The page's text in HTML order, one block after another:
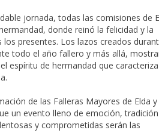
jornada, todas las comisiones de
donde reinó la felicidad y la
presentes. Los lazos creados
todo el año fallero y más allá,
espíritu de hermandad que
de las Falleras Mayores de Elda
un evento lleno de emoción,
y comprometidas serán las